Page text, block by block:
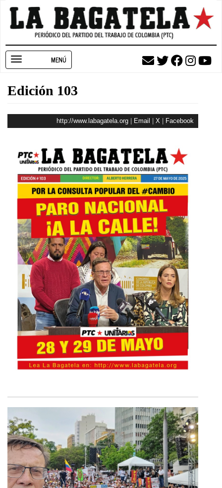
Pasar
contenido
navigation
Edición 103
http://www.labagatela.org| Email | X | Facebook